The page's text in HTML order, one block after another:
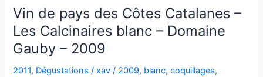
–
Domaine
Gauby
–
Vin de pays des Côtes Catalanes –
Les Calcinaires blanc – Domaine
Gauby – 2009
2011, Dégustations /xav/ 2009, blanc,coquillages,